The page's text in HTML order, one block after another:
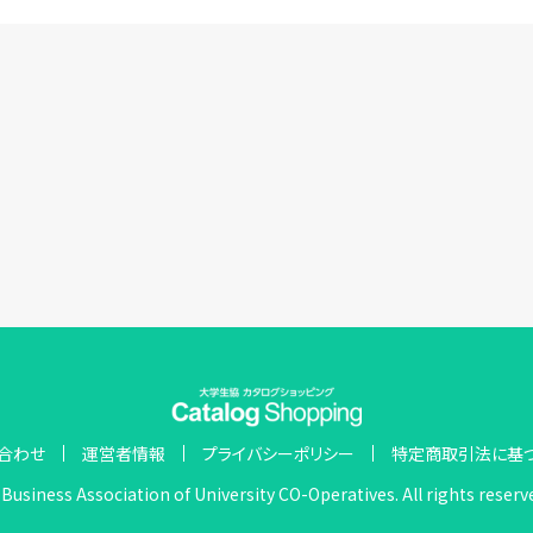
わせ 運営者情報 プライバシーポリシー
特定商取引法に基
Association of University CO-Operatives. All rights